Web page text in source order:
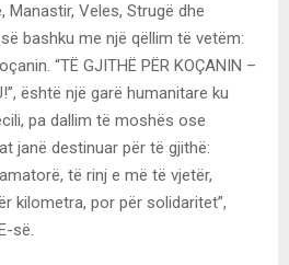
Manastir, Veles, Strugë dhe
bashku me një qëllim të vetëm:
“TË GJITHË PËR KOÇANIN –
është një garë humanitare ku
pa dallim të moshës ose
janë destinuar për të gjithë:
të rinj e më të vjetër,
kilometra, por për solidaritet”,
së.